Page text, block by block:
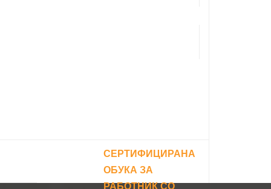
СЕРТИФИЦИРАНА
ОБУКА ЗА